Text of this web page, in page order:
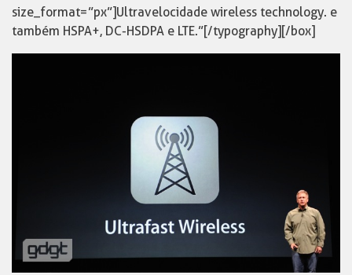
size_format=”px”]Ultravelocidade wireless technology. e
também HSPA+, DC-HSDPA e LTE.”[/typography][/box]